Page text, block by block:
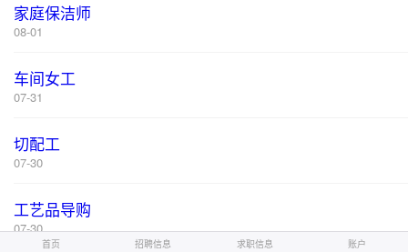
家庭保洁师
08-01
车间女工
07-31
切配工
07-30
工艺品导购
07-30
首页 招聘信息 求职信息 账户